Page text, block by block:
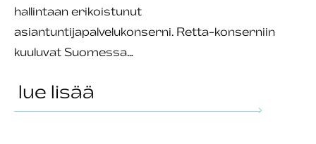
hallintaan erikoistunut
asiantuntijapalvelukonserni. Retta-konserniin
kuuluvat Suomessa…
lue lisää